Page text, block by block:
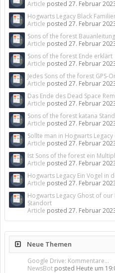
Article posted 27. Februar
Hogwarts Legacy Black
Article posted 27. Februar
Sons of the forest
Article posted 27. Februar
Sons of the forest Ende erklärt
Article posted 27. Februar
Jedes Sons of the forest GPS-
Article posted 27. Februar
Das Ende des Dead Space
Article posted 27. Februar
Sons of the forest katana
Article posted 27. Februar
Sollte man in Hogwarts
Article posted 27. Februar
Ist Sons of the forest ein
Article posted 27. Februar
Hogwarts Legacy Ein Vogel in
Article posted 27. Februar
Hogwarts Legacy Ghost of our
Standort
Article posted 27. Februar
Neue Themen
Google Drive: Kommentare...
NewsBot posted Heute um